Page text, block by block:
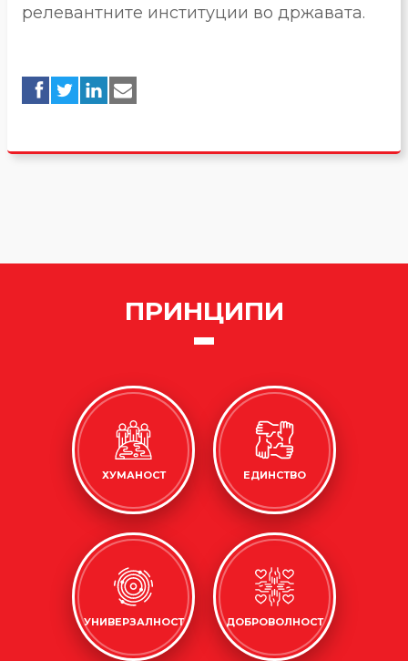
релевантните институции во државата.
ПРИНЦИПИ
ХУМАНОСТ ЕДИНСТВО
УНИВЕРЗАЛНОСТ ДОБРОВОЛНОСТ